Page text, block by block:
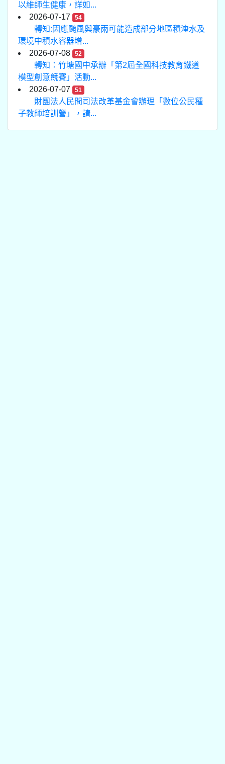
以維師生健康，詳如...
2026-07-17
54
轉知:因應颱風與豪雨可能造成部分地區積淹水及
環境中積水容器增...
2026-07-08
52
轉知：竹塘國中承辦「第2屆全國科技教育鐵道
模型創意競賽」活動...
2026-07-07
51
財團法人民間司法改革基金會辦理「數位公民種
子教師培訓營」，請...